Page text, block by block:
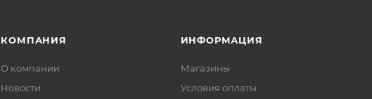
КОМПАНИЯ
О компании
Новости
ИНФОРМАЦИЯ
Магазины
Условия оплаты